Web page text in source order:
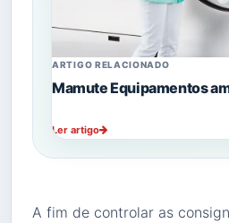
ARTIGO RELACIONADO
Mamute Equipamentos
Ler artigo
A fim de controlar as